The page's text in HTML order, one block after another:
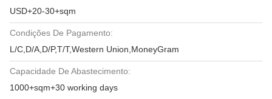
USD+20-30+sqm
Condições De Pagamento:
L/C,D/A,D/P,T/T,Western Union,MoneyGram
Capacidade De Abastecimento:
1000+sqm+30 working days